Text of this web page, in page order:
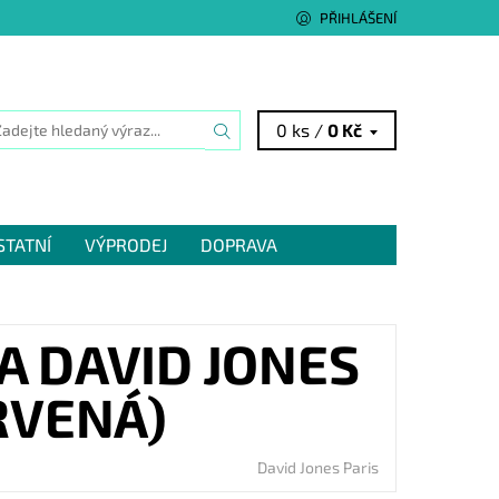
PŘIHLÁŠENÍ
0 ks /0 Kč
VÝPRODEJ DOPRAVA
DAVID JONES
David Jones Paris